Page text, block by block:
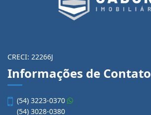
CRECI: 22266J
Informações de Contato
(54) 3223-0370
(54) 3028-0380